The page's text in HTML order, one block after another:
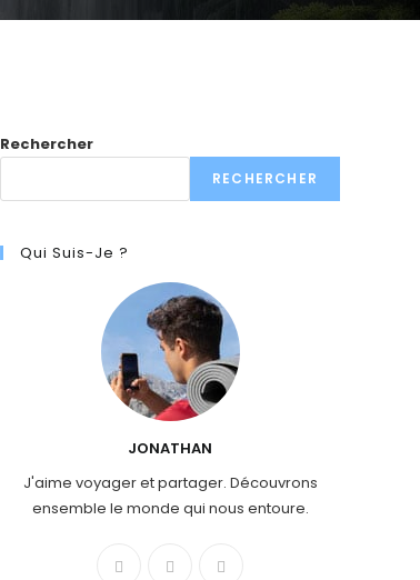
Rechercher
RECHERCHER
Qui Suis-Je ?
JONATHAN
J'aime voyager et partager. Découvrons
ensemble le monde qui nous entoure.